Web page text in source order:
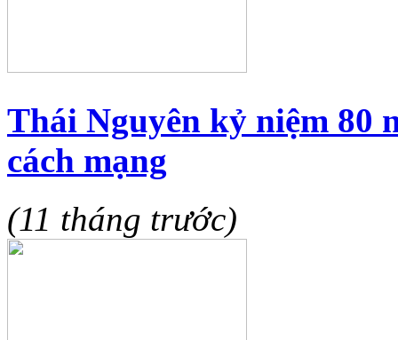
Thái Nguyên kỷ niệm 80
cách mạng
(11 tháng trước)